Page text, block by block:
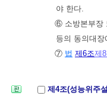
야 한다.
⑥ 소방본부장
등의 동의대
⑦ 법 제6조제
제4조(성능위주